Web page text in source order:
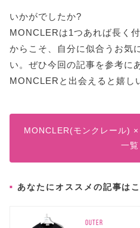
いかがでしたか?
MONCLERは1つあれば長く
からこそ、自分に似合うお気
い。ぜひ今回の記事を参考に
MONCLERと出会えると嬉し
MONCLER(モンクレール)
一覧
あなたにオススメの記事は
OUTER